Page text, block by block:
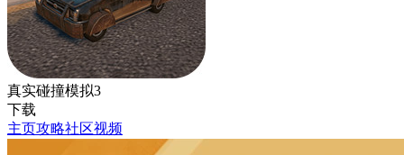
真实碰撞模拟3
下载
主页攻略社区视频